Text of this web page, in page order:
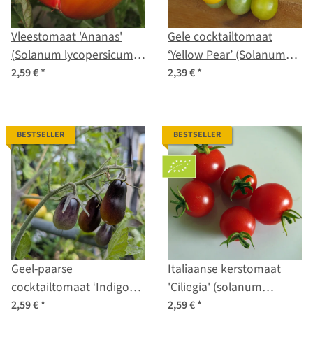
Vleestomaat 'Ananas'
(Solanum lycopersicum)
zaad
2,59 €*
Gele cocktailtomaat
‘Yellow Pear’ (Solanum
lycopersicum) zaad
2,39 €*
BESTSELLER
Geel-paarse
cocktailtomaat ‘Indigo
Pear Drops’ (Solanum
2,59 €*
BESTSELLER
Italiaanse kerstomaat
'Ciliegia' (solanum
lycopersicum) bio zaad
2,59 €*